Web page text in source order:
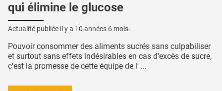
qui élimine le glucose
Actualité publiée il y a 10 années 6 mois
Pouvoir consommer des aliments sucrés sans culpabiliser
et surtout sans effets indésirables en cas d'excès de sucre,
c'est la promesse de cette équipe de l' ...